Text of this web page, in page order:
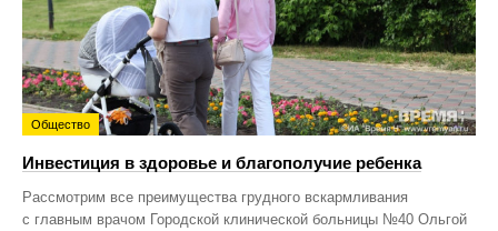
Общество
Инвестиция в здоровье и благополучие ребенка
Рассмотрим все преимущества грудного вскармливания
с главным врачом Городской клинической больницы №40 Ольгой